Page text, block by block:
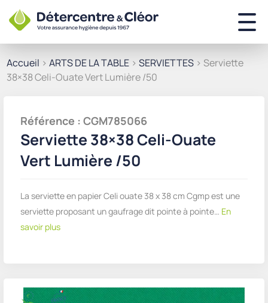
Accueil > ARTS DE LA TABLE > SERVIETTES > Serviette
38×38 Celi-Ouate Vert Lumière /50
Référence : CGM785066
Serviette 38×38 Celi-Ouate
Vert Lumière /50
La serviette en papier Celi ouate 38 x 38 cm Cgmp est une
serviette proposant un gaufrage dit pointe à pointe… En
savoir plus